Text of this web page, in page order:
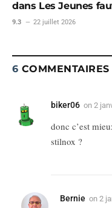
dans Les Jeunes
9.3 22 juillet 2026
6 COMMENTAIRES
biker06 on 2
donc c’est
stilnox ?
Bernie on 2